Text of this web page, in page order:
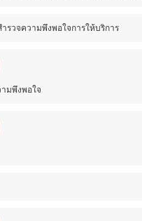
ำรวจความพึงพอใจการให้บริการ
พึงพอใจ